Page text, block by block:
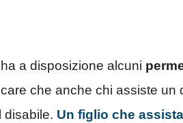
a disposizione alcuni
che anche chi assiste un
disabile. Un figlio che